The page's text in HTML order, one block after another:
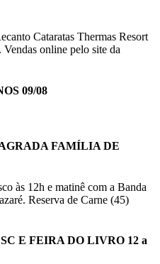
Cataratas Thermas Resort
online pelo site da
09/08
FAMÍLIA DE
às 12h e matinê com a Banda
Reserva de Carne (45)
E FEIRA DO LIVRO 12 a